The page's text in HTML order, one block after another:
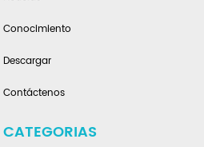
Conocimiento
Descargar
Contáctenos
CATEGORIAS